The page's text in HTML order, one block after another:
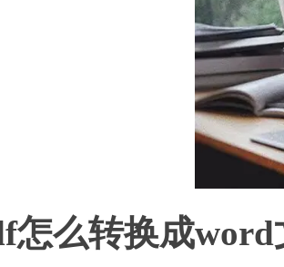
怎么转换成word